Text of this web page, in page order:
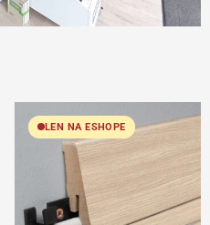
LEN NA ESHOPE